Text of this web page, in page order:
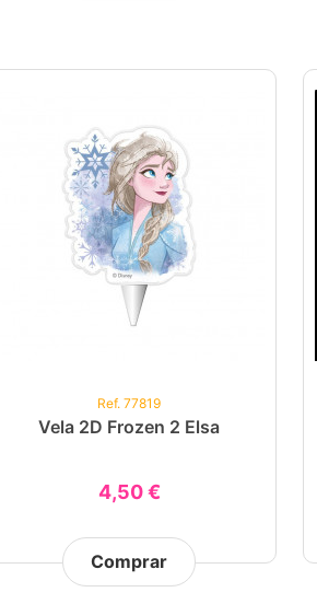
Ref. 77819
Vela 2D Frozen 2 Elsa
4,50 €
Comprar